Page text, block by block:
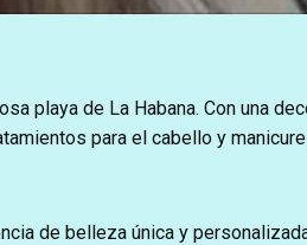
playa de La Habana. Con una
para el cabello y
de belleza única y